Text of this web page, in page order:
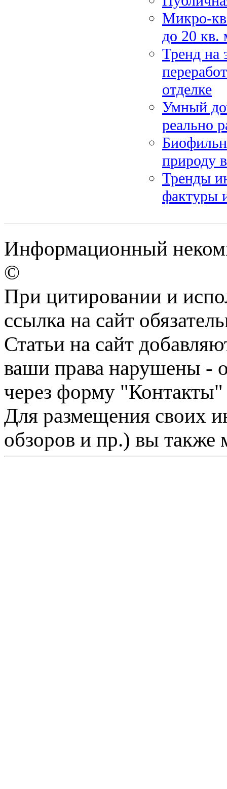
Микро-
до 20 кв.
Тренд на
отделке
Умный
реально
природу
Тренды
фактуры
Информационный
©
При цитировании и
ссылка на сайт
Статьи на сайт
ваши права нарушены -
через форму "Контакты"
Для размещения своих
обзоров и пр.) вы также